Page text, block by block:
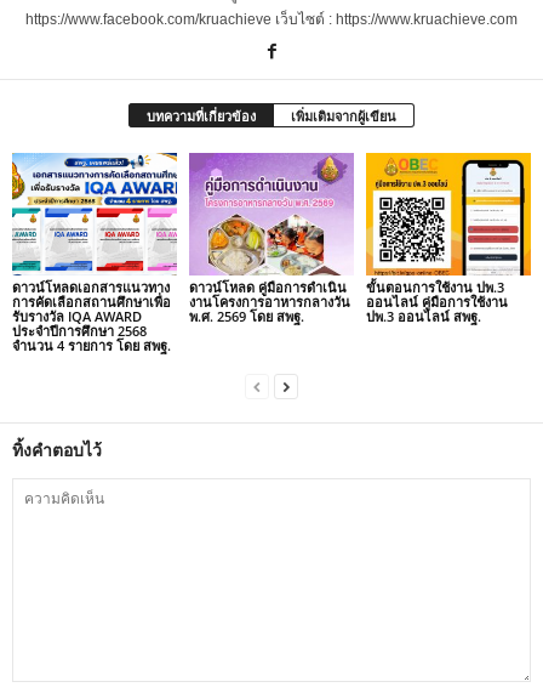
https://www.facebook.com/kruachieve เว็บไซต์ : https://www.kruachieve.com
บทความที่เกี่ยวข้อง เพิ่มเติมจากผู้เขียน
ดาวน์โหลดเอกสารแนวทาง
การคัดเลือกสถานศึกษาเพื่อ
รับรางวัล IQA AWARD
ประจำปีการศึกษา 2568
จำนวน 4 รายการ โดย สพฐ.
ดาวน์โหลด คู่มือการดำเนิน
งานโครงการอาหารกลางวัน
พ.ศ. 2569 โดย สพฐ.
ขั้นตอนการใช้งาน ปพ.3
ออนไลน์ คู่มือการใช้งาน
ปพ.3 ออนไลน์ สพฐ.
ทิ้งคำตอบไว้